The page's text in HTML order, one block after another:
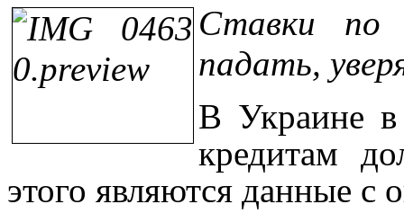
Ставки по
падать,
В Украине в
кредитам
этого являются данные с